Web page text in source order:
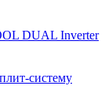
DUAL Inverter
систему